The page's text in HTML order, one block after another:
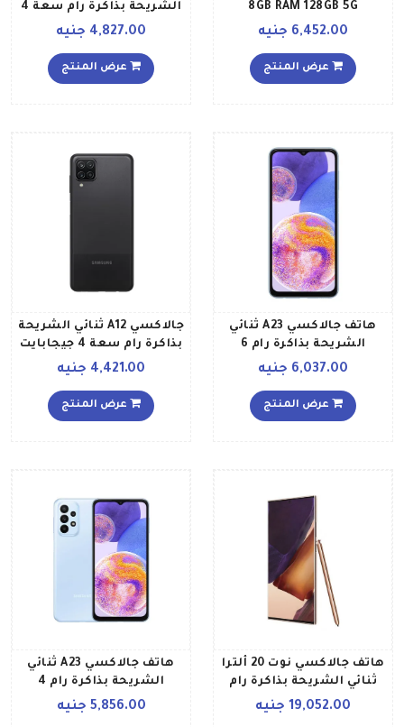
8GB RAM 128GB 5G
International Version
6,452.00 جنيه
عرض المنتج
الشريحة بذاكرة رام سعة 4
جيجابايت وذاكرة داخلية
تقنية 4G، لون أسود إصدار
4,827.00 جنيه
عرض المنتج
هاتف جالاكسي A23 ثنائي
الشريحة بذاكرة رام 6
بلون زرق إصدار الشرق
6,037.00 جنيه
عرض المنتج
جالاكسي A12 ثنائي الشريحة
بذاكرة رام سعة 4 جيجابايت
4,421.00 جنيه
عرض المنتج
هاتف جالاكسي نوت 20 ألترا
ثنائي الشريحة بذاكرة رام
سعة 8 جيجابايت وذاكرة
19,052.00 جنيه
هاتف جالاكسي A23 ثنائي
الشريحة بذاكرة رام 4
جيجابايت وذاكرة داخلية
5,856.00 جنيه